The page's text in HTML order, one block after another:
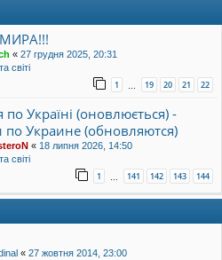
« 27 грудня 2025, 20:31
світі
1 … 19 20 21 22
Україні (оновлюється) -
Украине (обновляются)
« 18 липня 2026, 14:50
світі
1 … 141 142 143 144
« 27 жовтня 2014, 23:00